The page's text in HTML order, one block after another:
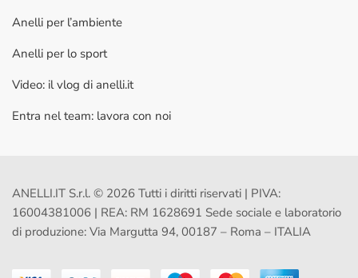
Anelli per l’ambiente
Anelli per lo sport
Video: il vlog di anelli.it
Entra nel team: lavora con noi
ANELLI.IT S.r.l. © 2026 Tutti i diritti riservati | PIVA:
16004381006 | REA: RM 1628691 Sede sociale e laboratorio
di produzione: Via Margutta 94, 00187 – Roma – ITALIA